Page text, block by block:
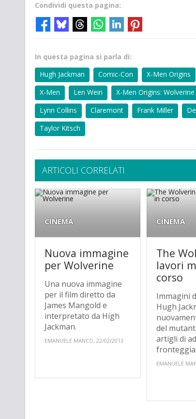
Condividi questa pagina:
In questa pagina si parla di:
Hugh Jackman
Comic-Con X-Men Origins
X-Men
Len Wein X-Men Origins: Wolverine
Lynn Collins
Claremont Frank Miller
Taylor Kitsch
ARTICOLI CORRELATI
CINEMA
Nuova immagine
per Wolverine
Una nuova immagine
per il film diretto da
James Mangold e
interpretato da High
Jackman.
EMANUELE MANCO, 22/02/2013
CINEMA
The
lavori
corso
Immagini
Hugh
del
artigli di
fronteggia
EMANUELE